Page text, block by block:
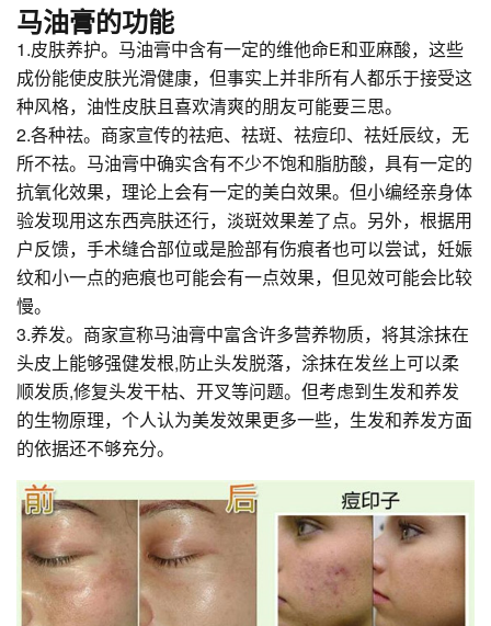
马油膏的功能
1.皮肤养护。马油膏中含有一定的维他命E和亚麻酸，这些
成份能使皮肤光滑健康，但事实上并非所有人都乐于接受这
种风格，油性皮肤且喜欢清爽的朋友可能要三思。
2.各种祛。商家宣传的祛疤、祛斑、祛痘印、祛妊辰纹，无
所不祛。马油膏中确实含有不少不饱和脂肪酸，具有一定的
抗氧化效果，理论上会有一定的美白效果。但小编经亲身体
验发现用这东西亮肤还行，淡斑效果差了点。另外，根据用
户反馈，手术缝合部位或是脸部有伤痕者也可以尝试，妊娠
纹和小一点的疤痕也可能会有一点效果，但见效可能会比较
慢。
3.养发。商家宣称马油膏中富含许多营养物质，将其涂抹在
头皮上能够强健发根,防止头发脱落，涂抹在发丝上可以柔
顺发质,修复头发干枯、开叉等问题。但考虑到生发和养发
的生物原理，个人认为美发效果更多一些，生发和养发方面
的依据还不够充分。